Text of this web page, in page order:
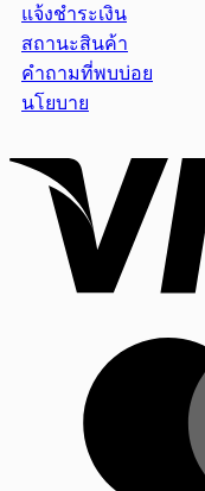
แจ้งชำระเงิน
สถานะสินค้า
คำถามที่พบบ่อย
นโยบาย